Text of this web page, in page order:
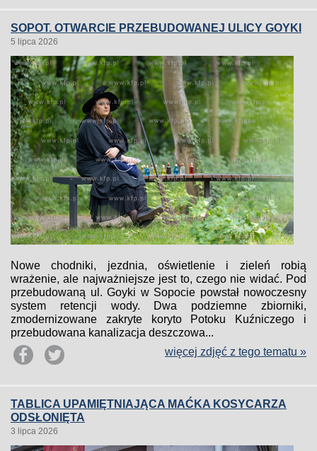
SOPOT. OTWARCIE PRZEBUDOWANEJ ULICY GOYKI
5 lipca 2026
Nowe chodniki, jezdnia, oświetlenie i zieleń robią
wrażenie, ale najważniejsze jest to, czego nie widać. Pod
przebudowaną ul. Goyki w Sopocie powstał nowoczesny
system retencji wody. Dwa podziemne zbiorniki,
zmodernizowane zakryte koryto Potoku Kuźniczego i
przebudowana kanalizacja deszczowa...
więcej zdjęć z tego tematu »
TABLICA UPAMIĘTNIAJĄCA MAĆKA KOSYCARZA
ODSŁONIĘTA
3 lipca 2026